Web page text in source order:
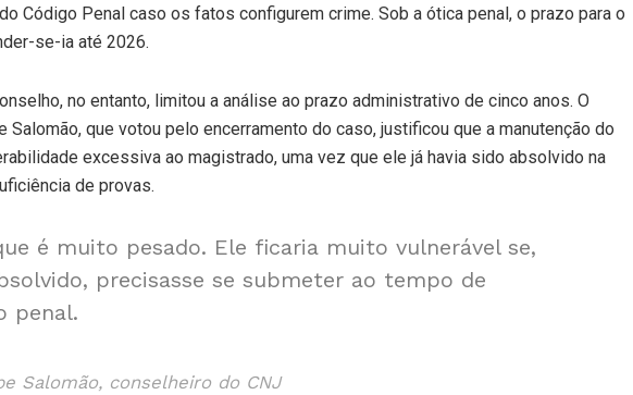
Código Penal caso os fatos configurem crime. Sob a ótica penal, o prazo para o
se-ia até 2026.
no entanto, limitou a análise ao prazo administrativo de cinco anos. O
Salomão, que votou pelo encerramento do caso, justificou que a manutenção do
excessiva ao magistrado, uma vez que ele já havia sido absolvido na
de provas.
é muito pesado. Ele ficaria muito vulnerável se,
precisasse se submeter ao tempo de
penal.
Salomão, conselheiro do CNJ